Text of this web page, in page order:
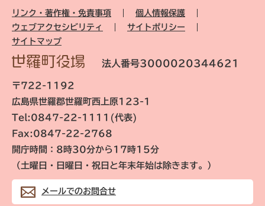
リンク・著作権・免責事項
個人情報保護
ウェブアクセシビリティ
サイトポリシー
サイトマップ
法人番号3000020344621
〒722-1192
広島県世羅郡世羅町西上原123-1
Tel:0847-22-1111(代表)
Fax:0847-22-2768
開庁時間：8時30分から17時15分
（土曜日・日曜日・祝日と年末年始は除きます。）
メールでのお問合せ